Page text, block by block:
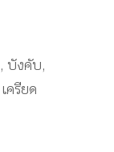
, บังคับ,
เครียด